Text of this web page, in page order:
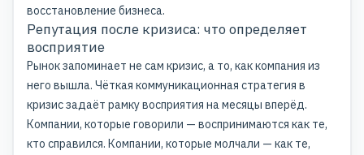
восстановление бизнеса.
Репутация после кризиса: что определяет
восприятие
Рынок запоминает не сам кризис, а то, как компания из
него вышла. Чёткая коммуникационная стратегия в
кризис задаёт рамку восприятия на месяцы вперёд.
Компании, которые говорили — воспринимаются как те,
кто справился. Компании, которые молчали — как те,